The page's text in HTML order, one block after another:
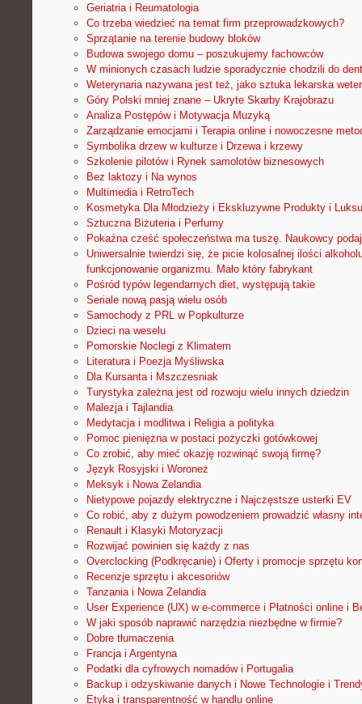
Geriatria i Reumatologia
Co trzeba wiedzieć na temat firm przeprowadzkowych?
Sprzątanie na terenie budowy bloków
Budowa swojego domu – poszukujemy fachowców
W minionych czasach ludzie sporadycznie chodzili do
Weterynaria nazywana jest też, jako sztuka lekarska
Góry Polski mniej znane – Ukryte Skarby Krajobrazu
Analiza Postępów i Motywacja Muzyką
Zarządzanie emocjami i Terapia online i nowoczesne
Symbolika drzew w kulturze i Drzewa i krzewy
Szkolenie pilotów i Rynek samolotów biznesowych
Bez laktozy i Na wynos
Multimedia i RetroTech
Kosmetyka Dla Młodzieży i Ekskluzywne Produkty i
Sztuczna Biżuteria i Perfumy
Pokaźna cześć społeczeństwa ma tuszę. Naukowcy
Uniwersalnie twierdzi się, że picie kolosalnej ilości
funkcjonowanie organizmu. Mało który fabrykant
Pośród typów legendarnych diet, występują takie
Seriale nową pasją wielu osób
Samochody z PRL w Popkulturze
Dzieci na weselu
Pomorskie Noclegi z Klimatem
Literatura i Poezja Myśliwska
Dla Kursanta i Mszczesniak
Turystyka zależna jest od rozwoju wielu innych dziedzin
Malezja i Tajlandia
Medytacja i modlitwa i Religia a polityka
Pomoc pieniężna w postaci pożyczki gotówkowej
Co zrobić, aby mieć okazję rozwinąć swoją firmę?
Język Rosyjski i Woroneż
Meksyk i Nowa Zelandia
Nietypowe pojazdy elektryczne i Najczęstsze usterki EV
Co robić, aby z dużym powodzeniem prowadzić własny
Renault i Klasyki Motoryzacji
Rozwijać powinien się każdy z nas
Overclocking (Podkręcanie) i Oferty i promocje sprzętu
Recenzje sprzętu i akcesoriów
Tanzania i Nowa Zelandia
User Experience (UX) w e-commerce i Płatności online i
W jaki sposób naprawić narzędzia niezbędne w firmie?
Dobre tłumaczenia
Francja i Argentyna
Podatki dla cyfrowych nomadów i Portugalia
Backup i odzyskiwanie danych i Nowe Technologie i
Etyka i transparentność w handlu online